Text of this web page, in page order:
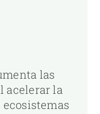
las
acelerar la